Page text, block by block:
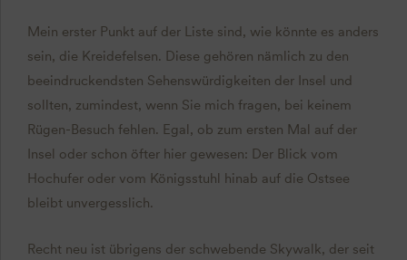
Mein erster Punkt auf der Liste sind, wie könnte es anders
sein, die Kreidefelsen. Diese gehören nämlich zu den
beeindruckendsten Sehenswürdigkeiten der Insel und
sollten, zumindest, wenn Sie mich fragen, bei keinem
Rügen-Besuch fehlen. Egal, ob zum ersten Mal auf der
Insel oder schon öfter hier gewesen: Der Blick vom
Hochufer oder vom Königsstuhl hinab auf die Ostsee
bleibt unvergesslich.
Recht neu ist übrigens der schwebende Skywalk, der seit